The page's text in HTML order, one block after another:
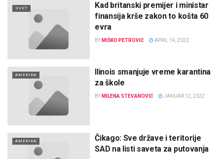
SVET
Kad britanski premijer i ministar
finansija krše zakon to košta 60
evra
BY MIŠKO PETROVIĆ APRIL 14, 2022
AMERIKA
Ilinois smanjuje vreme karantina
za škole
BY MILENA STEVANOVIĆ JANUAR 12, 2022
AMERIKA
Čikago: Sve države i teritorije
SAD na listi saveta za putovanja